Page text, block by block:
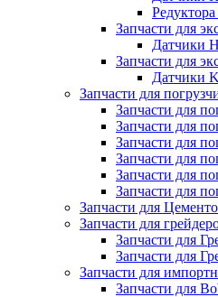
Запчасти для
Датчики
Запчасти для
Датчики
Запчасти для
Запчасти для
Запчасти для
Запчасти для
Запчасти для
Запчасти для
Запчасти для
Запчасти для
Запчасти для
Запчасти для
Запчасти для
Запчасти для
Запчасти для